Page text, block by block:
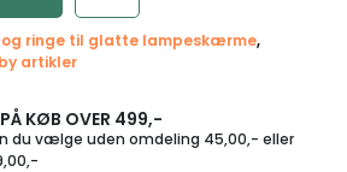
og ringe til glatte lampeskærme
artikler
KØB OVER 499,-
du vælge uden omdeling 45,00,- eller